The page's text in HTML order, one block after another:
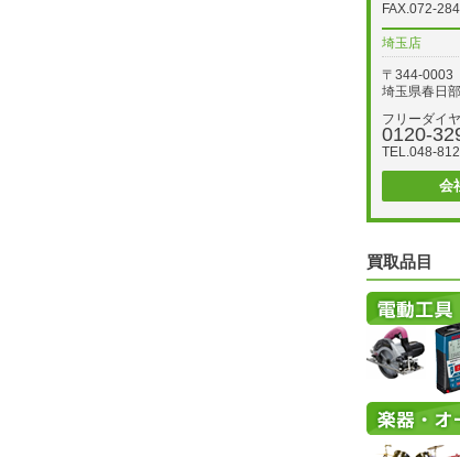
FAX.072-
埼玉店
〒344-0003
埼玉県春日
フリーダイ
0120-
TEL.048-
会
買取品目